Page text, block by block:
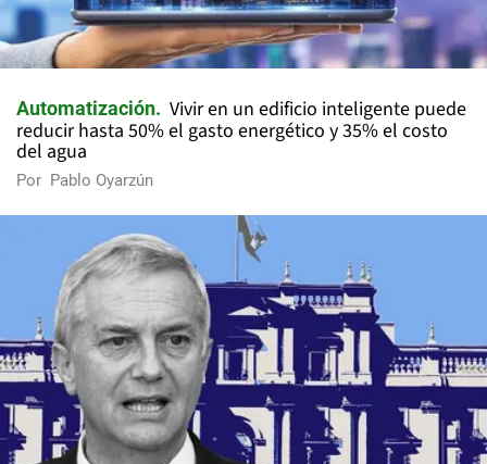
Automatización
Vivir en un edificio inteligente puede
reducir hasta 50% el gasto energético y 35% el costo
del agua
Por Pablo Oyarzún